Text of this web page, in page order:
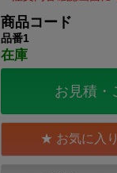
商品コード
品番1
在庫
お見積・
お気に入